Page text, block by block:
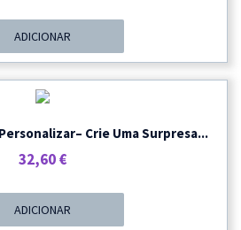
Original
Era:
36,60 €.
É:
34,70 €.
ADICIONAR
Crie Uma Surpresa...
32,60€
ADICIONAR